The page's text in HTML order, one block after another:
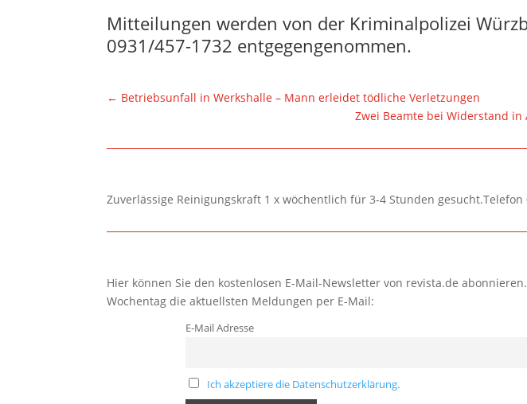
Mitteilungen werden von der Kriminalpolizei
0931/457-1732 entgegengenommen.
← Betriebsunfall in Werkshalle – Mann erleidet tödliche Verletzungen
Zwei Beamte bei Widerstand
Zuverlässige Reinigungskraft 1 x wöchentlich für 3-4 Stunden gesucht.Telefon
Hier können Sie den kostenlosen E-Mail-Newsletter von revista.de
Wochentag die aktuellsten Meldungen per E-Mail:
E-Mail Adresse
Ich akzeptiere die Datenschutzerklärung.